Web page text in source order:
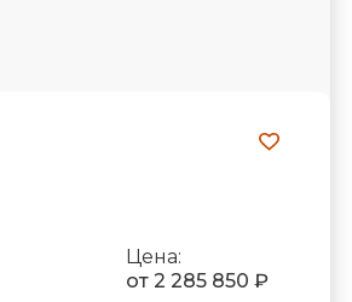
Цена:
от 2 285 850 ₽